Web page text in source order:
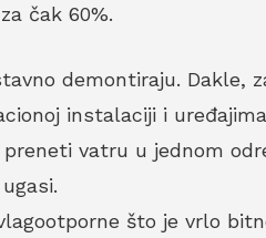
čak 60%.
demontiraju. Dakle,
instalaciji i
vatru u jednom
što je vrlo